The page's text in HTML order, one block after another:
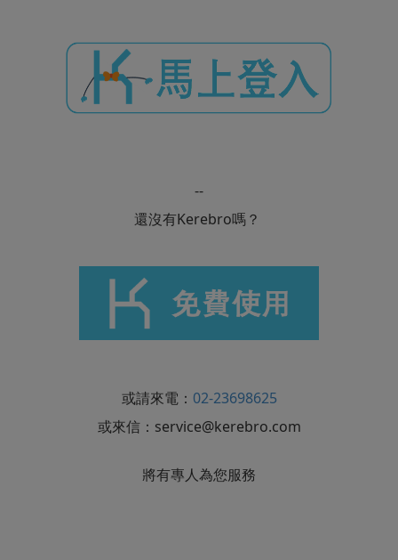
--
還沒有Kerebro嗎？
或請來電： 02-23698625
或來信： service@kerebro.com
將有專人為您服務